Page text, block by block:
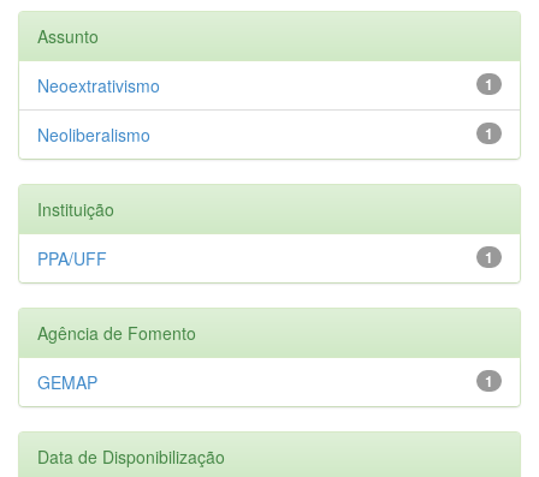
Assunto
1
Neoextrativismo
1
Neoliberalismo
Instituição
1
PPA/UFF
Agência de Fomento
1
GEMAP
Data de Disponibilização